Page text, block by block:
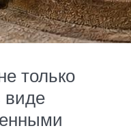
только
виде